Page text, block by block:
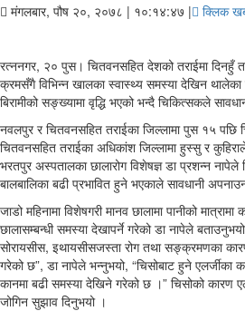
मंगलबार, पौष २०, २०७८ | १०:१४:४७ | क्लिक
रत्ननगर, २० पुस। चितवनसहित देशको तराईमा दिनहुँ
क्रमसँगै विभिन्न खालका स्वास्थ्य समस्या देखिन
बिरामीको सङ्ख्यामा वृद्धि भएको भन्दै चिकित्सकले
नवलपुर र चितवनसहित तराईका जिल्लामा पुस १५ पछि
चितवनसहित तराईका अधिकांश जिल्लामा हुस्सु र
भरतपुर अस्पतालका छालारोग विशेषज्ञ डा प्रशन्न नापेले
बालबालिका बढी प्रभावित हुने भएकाले सावधानी
जाडो महिनामा विशेषगरी मानव छालामा पानीको
छालासम्बन्धी समस्या देखापर्ने गरेको डा नापेले
सोरायसीस, इथायसीसजस्ता रोग तथा सङ्क्रमणका
गरेको छ”, डा नापेले भन्नुभयो, “चिसोबाट हुने
कानमा बढी समस्या देखिने गरेको छ ।” चिसोको कारण
जोगिन सुझाव दिनुभयो ।